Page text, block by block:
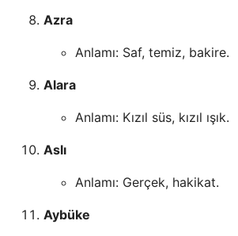
Azra
Anlamı: Saf, temiz, bakire.
Alara
Anlamı: Kızıl süs, kızıl ışık.
Aslı
Anlamı: Gerçek, hakikat.
Aybüke